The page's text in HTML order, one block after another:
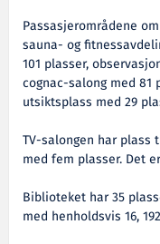
Passasjerområdene
sauna- og
101 plasser,
cognac-salong med 81
utsiktsplass med 29
TV-salongen har plass
med fem plasser. Det
Biblioteket har 35
med henholdsvis 16,